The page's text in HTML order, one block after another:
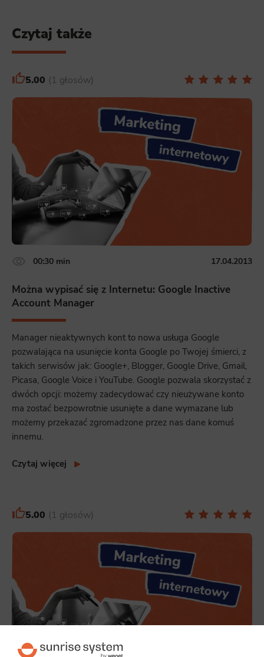
Czytaj także
5.00 1 głosów
00:30 min 17.04.2013
Można wypisać się z Internetu: Google Inactive
Account Manager
Manager nieaktywnych kont to nowa usługa Google
pozwalająca na usunięcie konta Google po Twojej śmierci, z
takich serwisów jak: Google+, Blogger, Google Drive, Gmail,
Picasa, Google Voice i YouTube. Google pozwala skorzystać z
dwóch opcji: możemy zadecydować czy nieużywane konto
ma zostać bezpowrotnie usunięte a dane wymazane lub
możemy przekazać zgromadzone przez nas dane komuś
innemu.
Czytaj więcej
5.00 1 głosów